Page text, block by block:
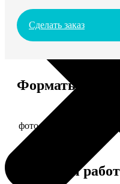
Сделать заказ
Форматы и
фото 13х18 в
Примеры работ